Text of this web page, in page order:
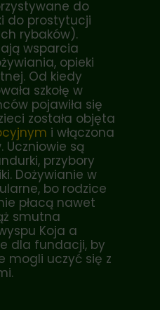
do
do prostytucji
rybaków).
wsparcia
opieki
Od kiedy
szkołę w
pojawiła się
została objęta
i włączona
Uczniowie są
przybory
Dożywianie w
bo rodzice
płacą nawet
smutna
Koja a
dla fundacji, by
mogli uczyć się z